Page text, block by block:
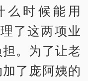
么时候能用
了这两项业
。为了让老
了庞阿姨的